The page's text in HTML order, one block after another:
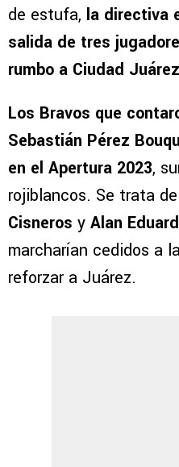
de estufa, la directiva
salida de tres
rumbo a Ciudad Juárez
Los Bravos que
Sebastián Pérez
en el Apertura 2023,
rojiblancos. Se trata de
Cisneros y Alan
marcharían cedidos a
reforzar a Juárez.